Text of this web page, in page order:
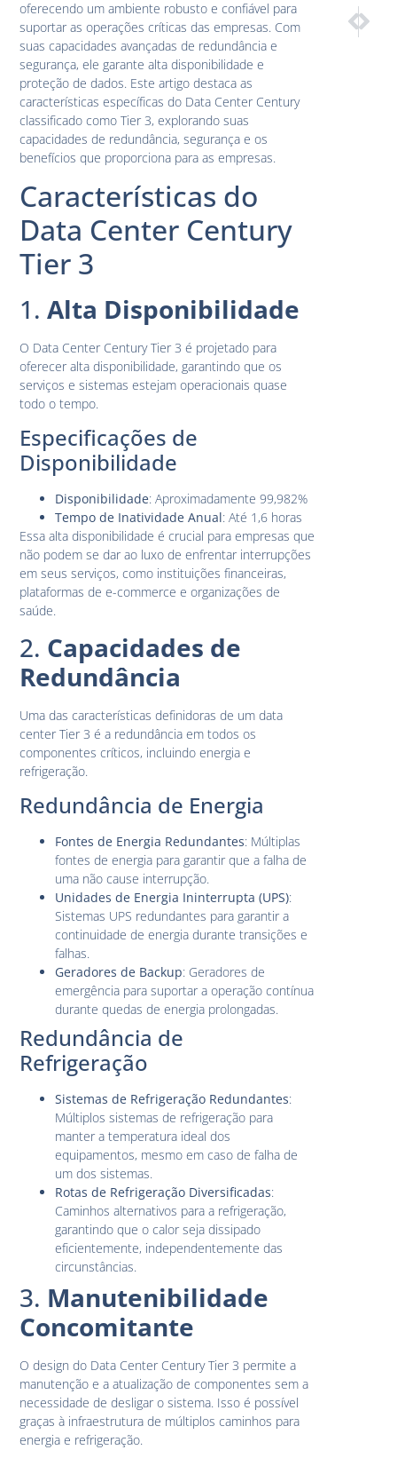
oferecendo um ambiente robusto e confiável para
suportar as operações críticas das empresas. Com
suas capacidades avançadas de redundância e
segurança, ele garante alta disponibilidade e
proteção de dados. Este artigo destaca as
características específicas do Data Center Century
classificado como Tier 3, explorando suas
capacidades de redundância, segurança e os
benefícios que proporciona para as empresas.
Características do
Data Center Century
Tier 3
1.Alta Disponibilidade
O Data Center Century Tier 3 é projetado para
oferecer alta disponibilidade, garantindo que os
serviços e sistemas estejam operacionais quase
todo o tempo.
Especificações de
Disponibilidade
Disponibilidade: Aproximadamente 99,982%
Tempo de Inatividade Anual: Até 1,6 horas
Essa alta disponibilidade é crucial para empresas que
não podem se dar ao luxo de enfrentar interrupções
em seus serviços, como instituições financeiras,
plataformas de e-commerce e organizações de
saúde.
2. Capacidades de
Redundância
Uma das características definidoras de um data
center Tier 3 é a redundância em todos os
componentes críticos, incluindo energia e
refrigeração.
Redundância de Energia
Fontes de Energia Redundantes: Múltiplas
fontes de energia para garantir que a falha de
uma não cause interrupção.
Unidades de Energia Ininterrupta (UPS):
Sistemas UPS redundantes para garantir a
continuidade de energia durante transições e
falhas.
Geradores de Backup: Geradores de
emergência para suportar a operação contínua
durante quedas de energia prolongadas.
Redundância de
Refrigeração
Sistemas de Refrigeração Redundantes:
Múltiplos sistemas de refrigeração para
manter a temperatura ideal dos
equipamentos, mesmo em caso de falha de
um dos sistemas.
Rotas de Refrigeração Diversificadas:
Caminhos alternativos para a refrigeração,
garantindo que o calor seja dissipado
eficientemente, independentemente das
circunstâncias.
3. Manutenibilidade
Concomitante
O design do Data Center Century Tier 3 permite a
manutenção e a atualização de componentes sem a
necessidade de desligar o sistema. Isso é possível
graças à infraestrutura de múltiplos caminhos para
energia e refrigeração.
O Papel